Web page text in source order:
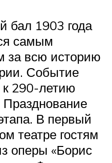
бал 1903 года
самым
за всю историю
Событие
290-летию
В первый
театре гостям
оперы «Борис